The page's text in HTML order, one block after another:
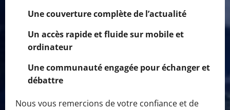
Une couverture complète de l’actualité
Un accès rapide et fluide sur mobile et
ordinateur
Une communauté engagée pour échanger et
débattre
Nous vous remercions de votre confiance et de